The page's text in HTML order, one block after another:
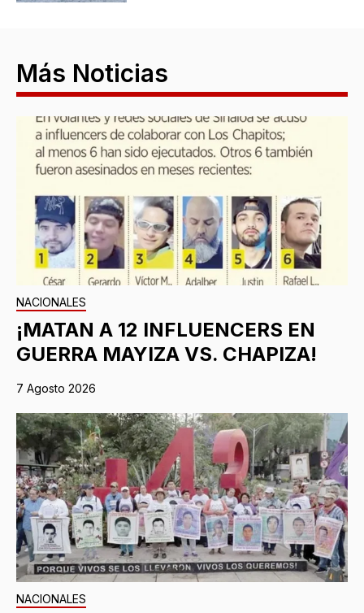
Más Noticias
NACIONALES
¡MATAN A 12 INFLUENCERS EN
GUERRA MAYIZA VS. CHAPIZA!
7 Agosto 2026
NACIONALES